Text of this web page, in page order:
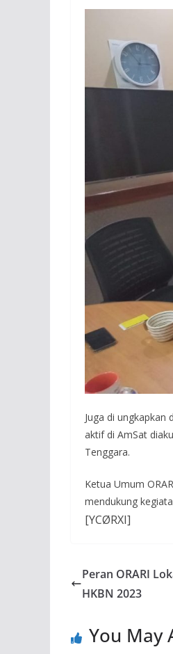
Juga di
aktif di AmSat
Tenggara.
Ketua Umum
mendukung
[YCØRXI]
Peran ORARI
HKBN 2023
You May